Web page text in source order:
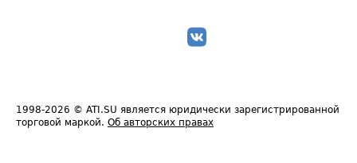
1998-2026 © ATI.SU является юридически зарегистрированной
торговой маркой. Об авторских правах